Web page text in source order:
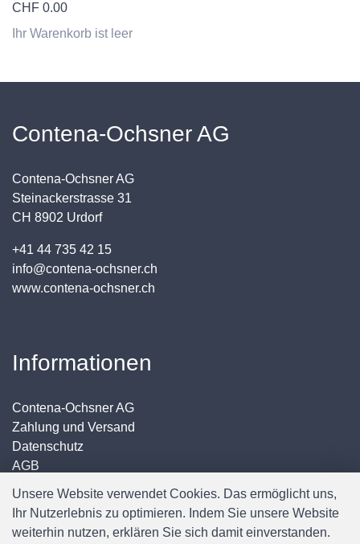
CHF 0.00
Ihr Warenkorb ist leer
Contena-Ochsner AG
Contena-Ochsner AG
Steinackerstrasse 31
CH 8902 Urdorf
+41 44 735 42 15
info@contena-ochsner.ch
www.contena-ochsner.ch
Informationen
Contena-Ochsner AG
Zahlung und Versand
Datenschutz
AGB
Unsere Website verwendet Cookies. Das ermöglicht uns,
Ihr Nutzerlebnis zu optimieren. Indem Sie unsere Website
weiterhin nutzen, erklären Sie sich damit einverstanden.